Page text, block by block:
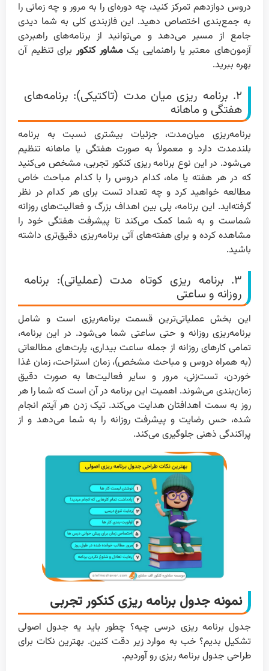
دروس دوازدهم تمرکز کنید، چه دوره‌ای را به مرور و چه زمانی را
به جمع‌بندی اختصاص دهید. این فازبندی کلی به شما دیدی
جامع از مسیر می‌دهد و می‌توانید از برنامه‌های راهبردی
آزمون‌های معتبر یا راهنمایی یکمشاور کنکور برای تنظیم آن
بهره ببرید.
۲. برنامه ریزی میان مدت (تاکتیکی): برنامه‌های
هفتگی و ماهانه
برنامه‌ریزی میان‌مدت، جزئیات بیشتری نسبت به برنامه
بلندمدت دارد و معمولاً به صورت هفتگی یا ماهانه تنظیم
می‌شود. در این نوع برنامه ریزی کنکور تجربی، مشخص می‌کنید
که در هر هفته یا ماه، کدام دروس را با کدام مباحث خاص
مطالعه خواهید کرد و چه تعداد تست برای هر کدام در نظر
گرفته‌اید. این برنامه، پلی بین اهداف بزرگ و فعالیت‌های روزانه
شماست و به شما کمک می‌کند تا پیشرفت هفتگی خود را
مشاهده کرده و برای هفته‌های آتی برنامه‌ریزی دقیق‌تری داشته
باشید.
۳. برنامه ریزی کوتاه مدت (عملیاتی): برنامه
روزانه و ساعتی
این بخش عملیاتی‌ترین قسمت برنامه‌ریزی است و شامل
برنامه‌ریزی روزانه و حتی ساعتی شما می‌شود. در این برنامه،
تمامی کارهای روزانه از جمله ساعت بیداری، پارت‌های مطالعاتی
(به همراه دروس و مباحث مشخص)، زمان استراحت، زمان غذا
خوردن، تست‌زنی، مرور و سایر فعالیت‌ها به صورت دقیق
زمان‌بندی می‌شوند. اهمیت این برنامه در آن است که شما را هر
روز به سمت اهدافتان هدایت می‌کند. تیک زدن هر آیتم انجام
شده، حس رضایت و پیشرفت روزانه را به شما می‌دهد و از
پراکندگی ذهنی جلوگیری می‌کند.
نمونه جدول برنامه ریزی کنکور تجربی
جدول برنامه ریزی درسی چیه؟ چطور باید یه جدول اصولی
تشکیل بدیم؟ خب به موارد زیر دقت کنین. بهترین نکات برای
طراحی جدول برنامه ریزی رو آوردیم.